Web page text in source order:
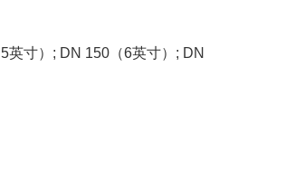
5英寸） ; DN 150 （6英寸） ; DN